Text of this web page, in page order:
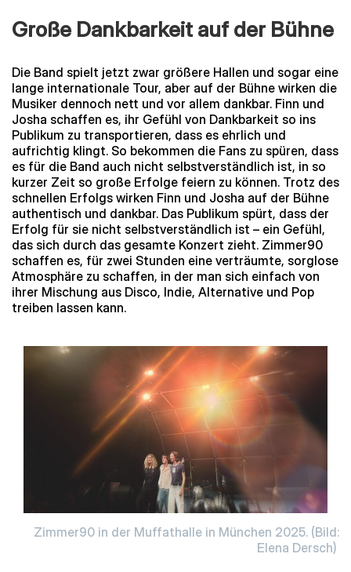
Große Dankbarkeit auf der Bühne
Die Band spielt jetzt zwar größere Hallen und sogar eine
lange internationale Tour, aber auf der Bühne wirken die
Musiker dennoch nett und vor allem dankbar. Finn und
Josha schaffen es, ihr Gefühl von Dankbarkeit so ins
Publikum zu transportieren, dass es ehrlich und
aufrichtig klingt. So bekommen die Fans zu spüren, dass
es für die Band auch nicht selbstverständlich ist, in so
kurzer Zeit so große Erfolge feiern zu können. Trotz des
schnellen Erfolgs wirken Finn und Josha auf der Bühne
authentisch und dankbar. Das Publikum spürt, dass der
Erfolg für sie nicht selbstverständlich ist – ein Gefühl,
das sich durch das gesamte Konzert zieht. Zimmer90
schaffen es, für zwei Stunden eine verträumte, sorglose
Atmosphäre zu schaffen, in der man sich einfach von
ihrer Mischung aus Disco, Indie, Alternative und Pop
treiben lassen kann.
Zimmer90 in der Muffathalle in München 2025. (Bild:
Elena Dersch)